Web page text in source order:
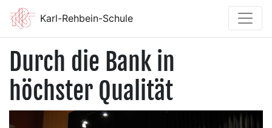
Karl-Rehbein-Schule
Durch die Bank in
höchster Qualität